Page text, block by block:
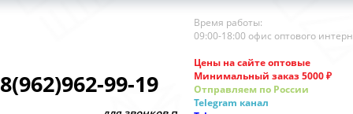
8(962)962-99-19
Время работы:
09:00-18:00 офис оптового
Цены на сайте оптовые
Минимальный заказ 5000 ₽
Отправляем по России
Telegram канал